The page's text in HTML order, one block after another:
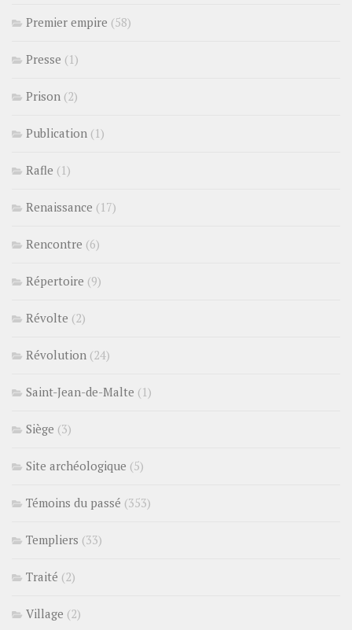
Premier empire (58)
Presse (1)
Prison (2)
Publication (1)
Rafle (1)
Renaissance (17)
Rencontre (6)
Répertoire (9)
Révolte (2)
Révolution (24)
Saint-Jean-de-Malte (1)
Siège (3)
Site archéologique (5)
Témoins du passé (353)
Templiers (33)
Traité (2)
Village (2)